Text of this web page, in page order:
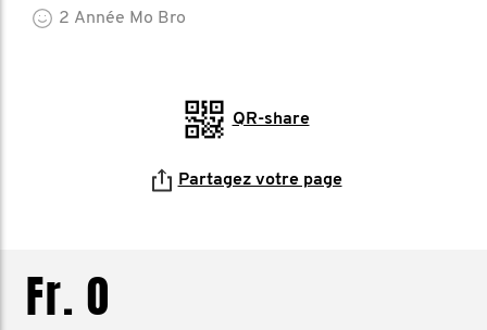
2 Année Mo Bro
QR-share
Partagez votre page
Fr. 0